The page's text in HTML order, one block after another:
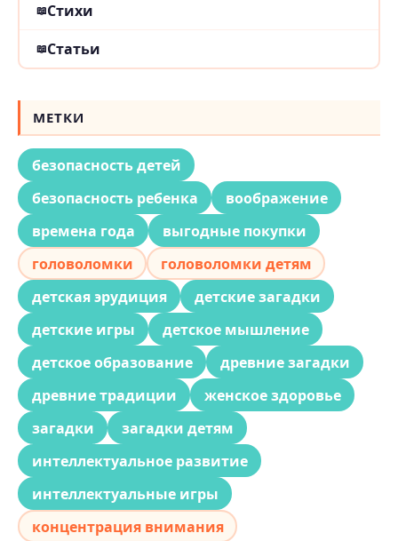
Стихи
Статьи
МЕТКИ
безопасность детей
безопасность ребенка
воображение
времена года
выгодные покупки
головоломки
головоломки детям
детская эрудиция
детские загадки
детские игры
детское мышление
детское образование
древние загадки
древние традиции
женское здоровье
загадки
загадки детям
интеллектуальное развитие
интеллектуальные игры
концентрация внимания